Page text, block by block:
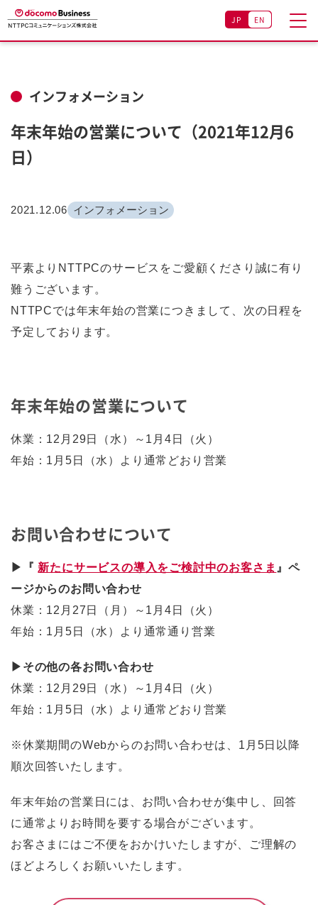
JP EN
インフォメーション
年末年始の営業について（2021年12月6
日）
2021.12.06 インフォメーション
平素よりNTTPCのサービスをご愛顧くださり誠に有り
難うございます。
NTTPCでは年末年始の営業につきまして、次の日程を
予定しております。
年末年始の営業について
休業：12月29日（水）～1月4日（火）
年始：1月5日（水）より通常どおり営業
お問い合わせについて
▶『 新たにサービスの導入をご検討中のお客さま 』ペ
ージからのお問い合わせ
休業：12月27日（月）～1月4日（火）
年始：1月5日（水）より通常通り営業
▶その他の各お問い合わせ
休業：12月29日（水）～1月4日（火）
年始：1月5日（水）より通常どおり営業
※休業期間のWebからのお問い合わせは、1月5日以降
順次回答いたします。
年末年始の営業日には、お問い合わせが集中し、回答
に通常よりお時間を要する場合がございます。
お客さまにはご不便をおかけいたしますが、ご理解の
ほどよろしくお願いいたします。